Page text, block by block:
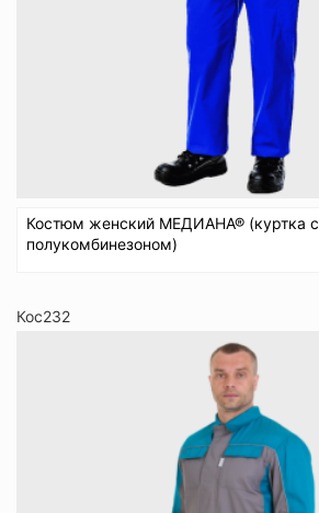
Костюм женский МЕДИАНА® (куртка с
полукомбинезоном)
Кос232